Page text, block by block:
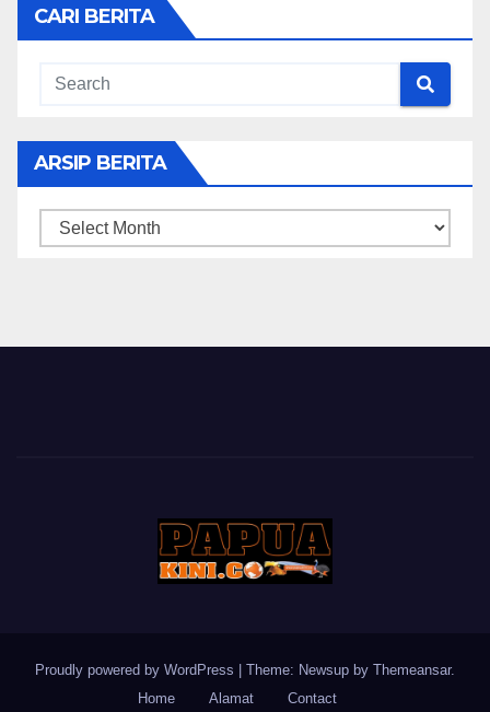
CARI BERITA
ARSIP BERITA
ARSIP
Proudly powered by WordPress Theme: Newsup by Themeansar.
Home
Alamat Contact